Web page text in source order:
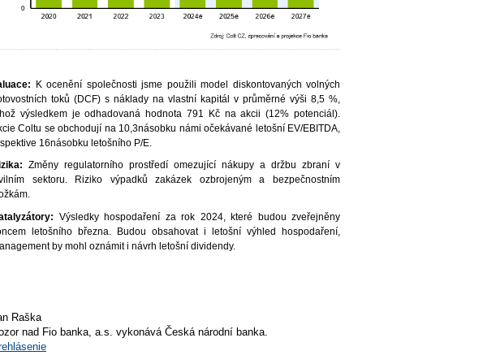
K ocenění společnosti jsme použili model diskontovaných volných
toků (DCF) s náklady na vlastní kapitál v průměrné výši 8,5 %,
výsledkem je odhadovaná hodnota 791 Kč na akcii (12% potenciál).
Coltu se obchodují na 10,3násobku námi očekávané letošní EV/EBITDA,
16násobku letošního P/E.
Změny regulatorního prostředí omezující nákupy a držbu zbraní v
sektoru. Riziko výpadků zakázek ozbrojeným a bezpečnostním
Výsledky hospodaření za rok 2024, které budou zveřejněny
letošního března. Budou obsahovat i letošní výhled hospodaření,
by mohl oznámit i návrh letošní dividendy.
Raška
nad Fio banka, a.s. vykonává Česká národní banka.